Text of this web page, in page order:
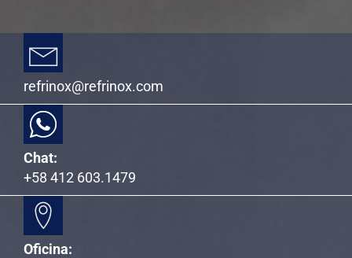
refrinox@refrinox.com
Chat:
+58 412 603.1479
Oficina: